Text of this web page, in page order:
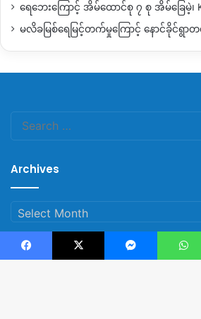
ရေဘေးကြောင့် အိမ်ထောင်စု ၇ စု အိမ်ခြေမဲ့၊
မလိခမြစ်ရေမြင့်တက်မှုကြောင့် နောင်ခိုင်ရွာ
Archives
Archives
Facebook X Messenger WhatsApp